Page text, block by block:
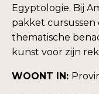
Egyptologie. Bij
pakket cursussen
thematische
kunst voor zijn
WOONT IN: